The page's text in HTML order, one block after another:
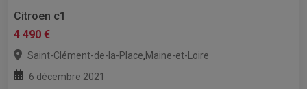
Citroen c1
4 490 €
Saint-Clément-de-la-Place,Maine-et-Loire
6 décembre 2021